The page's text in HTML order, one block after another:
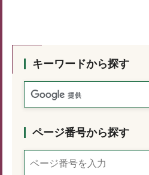
キーワードから探す
ページ番号から探す